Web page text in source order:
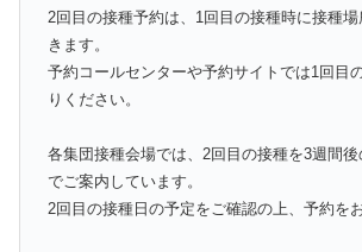
2回目の接種予約は、1回目の接種時に接種
きます。
予約コールセンターや予約サイトでは1回目
りください。
各集団接種会場では、2回目の接種を3週間
でご案内しています。
2回目の接種日の予定をご確認の上、予約を